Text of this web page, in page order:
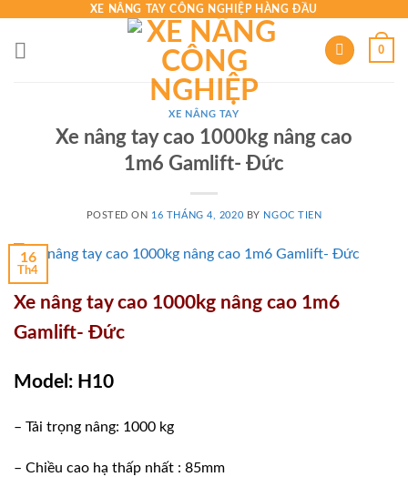
content
XE NÂNG TAY CÔNG NGHIỆP HÀNG ĐẦU
0
XE NÂNG TAY
Xe nâng tay cao 1000kg nâng cao
1m6 Gamlift- Đức
POSTED ON 16 THÁNG 4, 2020 BY NGOC TIEN
16
Th4
Xe nâng tay cao 1000kg nâng cao 1m6
Gamlift- Đức
Model: H10
– Tải trọng nâng: 1000 kg
– Chiều cao hạ thấp nhất : 85mm